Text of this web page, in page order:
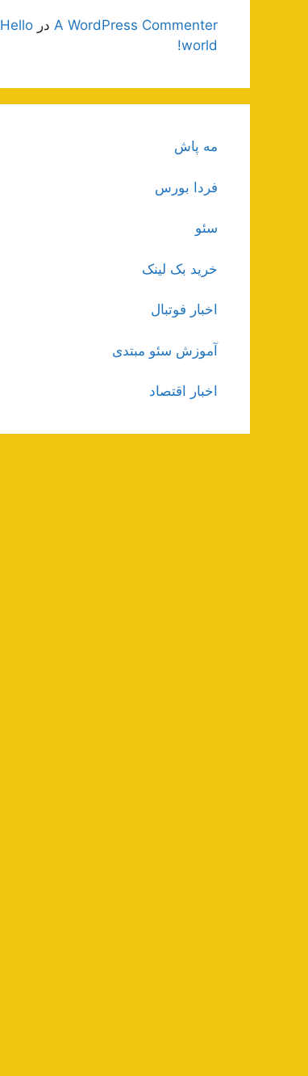
A WordPress Commenter در Hello
world!
مه پاش
فردا بورس
سئو
خرید بک لینک
اخبار فوتبال
آموزش سئو مبتدی
اخبار اقتصاد